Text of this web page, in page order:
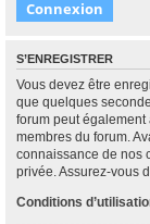
S’ENREGISTRER
Vous devez être
que quelques
forum peut
membres du forum.
connaissance de nos
privée. Assurez-vous
Conditions